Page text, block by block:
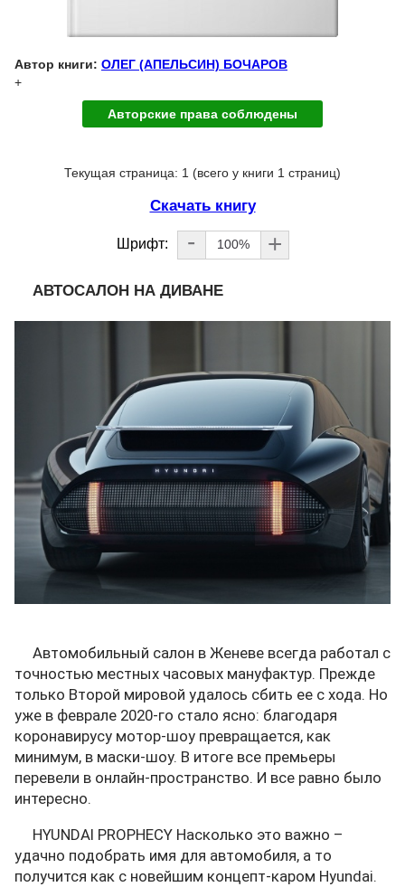
Автор книги: ОЛЕГ (АПЕЛЬСИН) БОЧАРОВ
+
Авторские права соблюдены
Текущая страница: 1 (всего у книги 1 страниц)
Скачать книгу
Шрифт: - 100% +
АВТОСАЛОН НА ДИВАНЕ
Автомобильный салон в Женеве всегда работал с
точностью местных часовых мануфактур. Прежде
только Второй мировой удалось сбить ее с хода. Но
уже в феврале 2020-го стало ясно: благодаря
коронавирусу мотор-шоу превращается, как
минимум, в маски-шоу. В итоге все премьеры
перевели в онлайн-пространство. И все равно было
интересно.
HYUNDAI PROPHECY Насколько это важно –
удачно подобрать имя для автомобиля, а то
получится как с новейшим концепт-каром Hyundai.